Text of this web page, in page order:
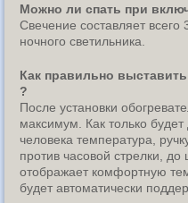
Можно ли спать при
Свечение составляет всего
ночного светильника.
Как правильно
?
После установки
максимум. Как только
человека температура,
против часовой стрелки,
отображает комфортную
будет автоматически